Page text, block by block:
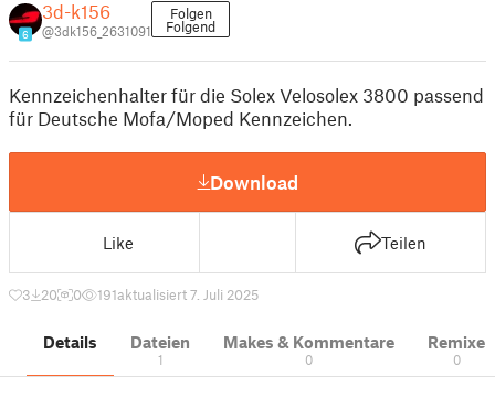
6
3d-k156
@3dk156_2631091
Folgen
Folgend
Kennzeichenhalter für die Solex Velosolex 3800 passend
für Deutsche Mofa/Moped Kennzeichen.
Download
Like Teilen
3 20 0 191aktualisiert 7. Juli 2025
Details Dateien
1
Makes & Kommentare
0
Remixe
0